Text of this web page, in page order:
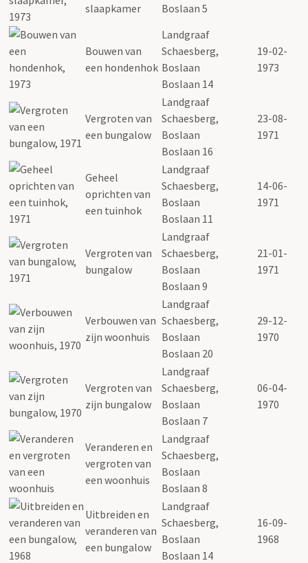
slaapkamer
Boslaan 5
Bouwen van
een hondenhok
Landgraaf
Schaesberg,
Boslaan
Boslaan 14
19-02-
1973
Vergroten van
een bungalow
Landgraaf
Schaesberg,
Boslaan
Boslaan 16
23-08-
1971
Geheel
oprichten van
een tuinhok
Landgraaf
Schaesberg,
Boslaan
Boslaan 11
14-06-
1971
Vergroten van
bungalow
Landgraaf
Schaesberg,
Boslaan
Boslaan 9
21-01-
1971
Verbouwen van
zijn woonhuis
Landgraaf
Schaesberg,
Boslaan
Boslaan 20
29-12-
1970
Vergroten van
zijn bungalow
Landgraaf
Schaesberg,
Boslaan
Boslaan 7
06-04-
1970
Veranderen en
vergroten van
een woonhuis
Landgraaf
Schaesberg,
Boslaan
Boslaan 8
Uitbreiden en
veranderen van
een bungalow
Landgraaf
Schaesberg,
Boslaan
Boslaan 14
16-09-
1968